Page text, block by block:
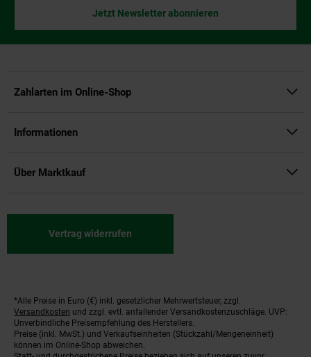
Jetzt Newsletter abonnieren
Zahlarten im Online-Shop
Informationen
Über Marktkauf
Vertrag widerrufen
Fußnoten
*Alle Preise in Euro (€) inkl. gesetzlicher Mehrwertsteuer, zzgl.
Versandkosten und zzgl. evtl. anfallender Versandkostenzuschläge. UVP:
Unverbindliche Preisempfehlung des Herstellers.
Preise (inkl. MwSt.) und Verkaufseinheiten (Stückzahl/Mengeneinheit)
können im Online-Shop abweichen.